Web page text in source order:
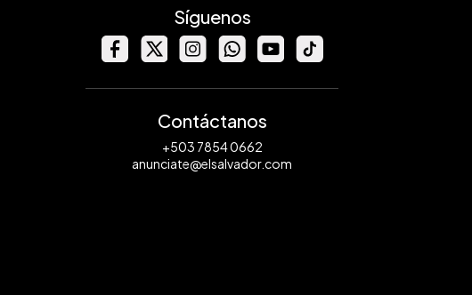
Síguenos
Contáctanos
+503 7854 0662
anunciate@elsalvador.com